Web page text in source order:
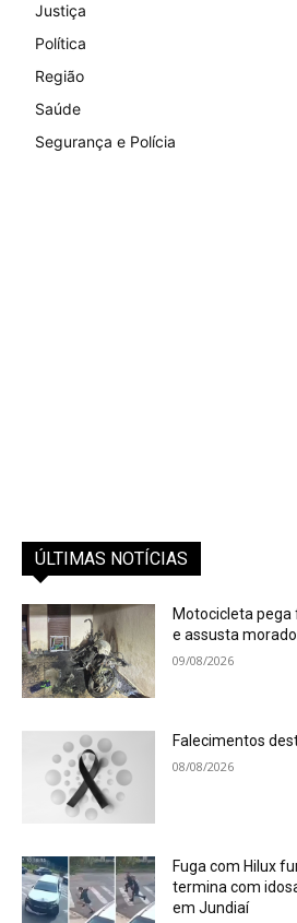
Justiça
Política
Região
Saúde
Segurança e Polícia
ÚLTIMAS NOTÍCIAS
Motocicleta
e assusta
09/08/2026
Falecimentos
08/08/2026
Fuga com Hilux
termina com
em Jundiaí